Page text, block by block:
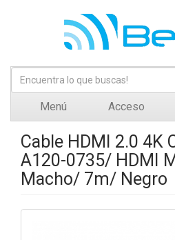
Menú Acceso
Cable HDMI 2.0 4K
A120-0735/ HDMI
Macho/ 7m/ Negro